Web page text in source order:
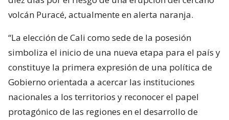
volcán Puracé, actualmente en alerta naranja.
“La elección de Cali como sede de la posesión
simboliza el inicio de una nueva etapa para el país y
constituye la primera expresión de una política de
Gobierno orientada a acercar las instituciones
nacionales a los territorios y reconocer el papel
protagónico de las regiones en el desarrollo de